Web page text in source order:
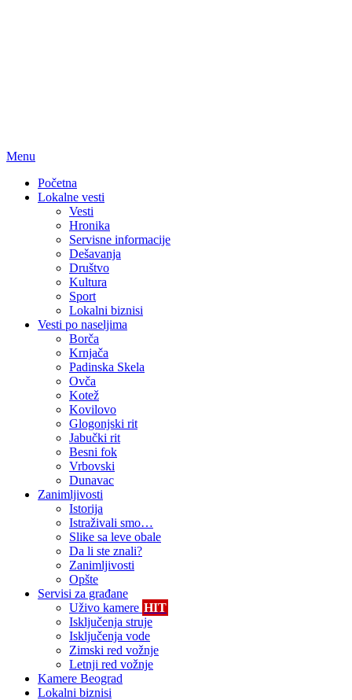
Menu
Početna
Lokalne vesti
Vesti
Hronika
Servisne informacije
Dešavanja
Društvo
Kultura
Sport
Lokalni biznisi
Vesti po naseljima
Borča
Krnjača
Padinska Skela
Ovča
Kotež
Kovilovo
Glogonjski rit
Jabučki rit
Besni fok
Vrbovski
Dunavac
Zanimljivosti
Istorija
Istraživali smo…
Slike sa leve obale
Da li ste znali?
Zanimljivosti
Opšte
Servisi za građane
Uživo kamere HIT
Isključenja struje
Isključenja vode
Zimski red vožnje
Letnji red vožnje
Kamere Beograd
Lokalni biznisi